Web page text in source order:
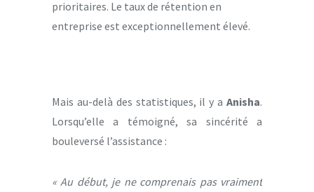
prioritaires. Le taux de rétention en
entreprise est exceptionnellement élevé.
Mais au-delà des statistiques, il y a Anisha.
Lorsqu’elle a témoigné, sa sincérité a
bouleversé l’assistance :
« Au début, je ne comprenais pas vraiment